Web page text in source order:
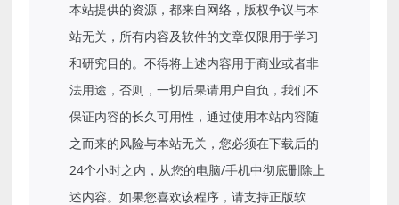
本站提供的资源，都来自网络，版权争议与本
站无关，所有内容及软件的文章仅限用于学习
和研究目的。不得将上述内容用于商业或者非
法用途，否则，一切后果请用户自负，我们不
保证内容的长久可用性，通过使用本站内容随
之而来的风险与本站无关，您必须在下载后的
24个小时之内，从您的电脑/手机中彻底删除上
述内容。如果您喜欢该程序，请支持正版软